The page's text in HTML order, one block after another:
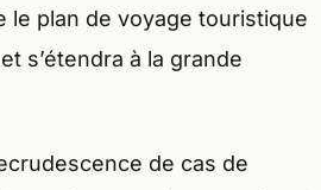
le plan de voyage touristique
s’étendra à la grande
de cas de